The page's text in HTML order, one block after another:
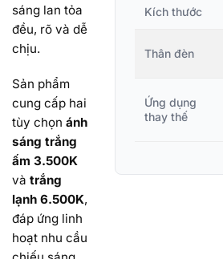
sáng lan tỏa
đều, rõ và dễ
chịu.
Sản phẩm
cung cấp hai
tùy chọn ánh
sáng trắng
ấm 3.500K
và trắng
lạnh 6.500K,
đáp ứng linh
hoạt nhu cầu
Kích thước
Thân đèn
Ứng dụng
thay thế